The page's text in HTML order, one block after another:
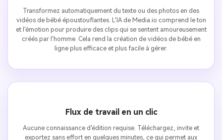
Transformez automatiquement du texte ou des photos en des
vidéos de bébé époustouflantes. L'IA de Media.io comprend le ton
et l'émotion pour produire des clips qui se sentent amoureusement
créés par l'homme. Cela rend la création de vidéos de bébé en
ligne plus efficace et plus facile à gérer.
Flux de travail en un clic
Aucune connaissance d'édition requise. Téléchargez, invite et
exportez sans effort en quelques minutes, ce qui permet aux